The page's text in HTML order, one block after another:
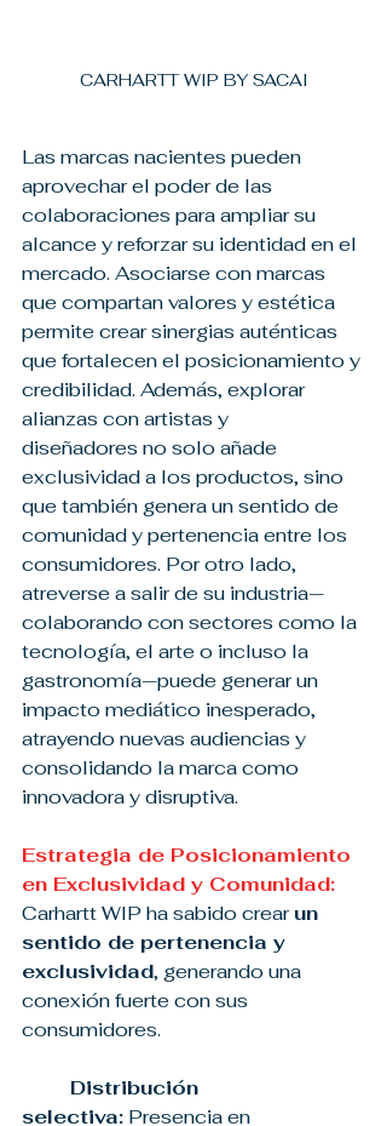
CARHARTT WIP BY SACAI
Las marcas nacientes pueden
aprovechar el poder de las
colaboraciones para ampliar su
alcance y reforzar su identidad en el
mercado. Asociarse con marcas
que compartan valores y estética
permite crear sinergias auténticas
que fortalecen el posicionamiento y
credibilidad. Además, explorar
alianzas con artistas y
diseñadores no solo añade
exclusividad a los productos, sino
que también genera un sentido de
comunidad y pertenencia entre los
consumidores. Por otro lado,
atreverse a salir de su industria—
colaborando con sectores como la
tecnología, el arte o incluso la
gastronomía—puede generar un
impacto mediático inesperado,
atrayendo nuevas audiencias y
consolidando la marca como
innovadora y disruptiva.
Estrategia de Posicionamiento
en Exclusividad y Comunidad:
Carhartt WIP ha sabido crear un
sentido de pertenencia y
exclusividad, generando una
conexión fuerte con sus
consumidores.
Distribución
selectiva: Presencia en